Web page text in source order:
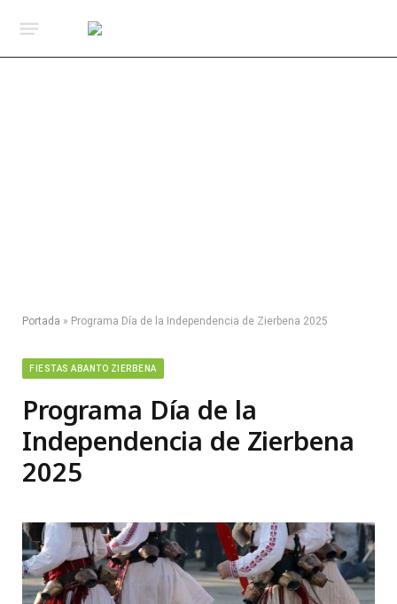
Portada » Programa Día de la Independencia de Zierbena 2025
FIESTAS ABANTO ZIERBENA
Programa Día de la
Independencia de Zierbena
2025